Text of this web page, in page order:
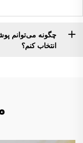
چگونه می‌توانم
انتخاب کنم؟